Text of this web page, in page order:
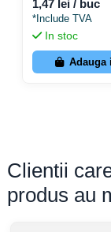
1,47 lei / buc
*Include TVA
In stoc
Adauga
Clientii
produs au